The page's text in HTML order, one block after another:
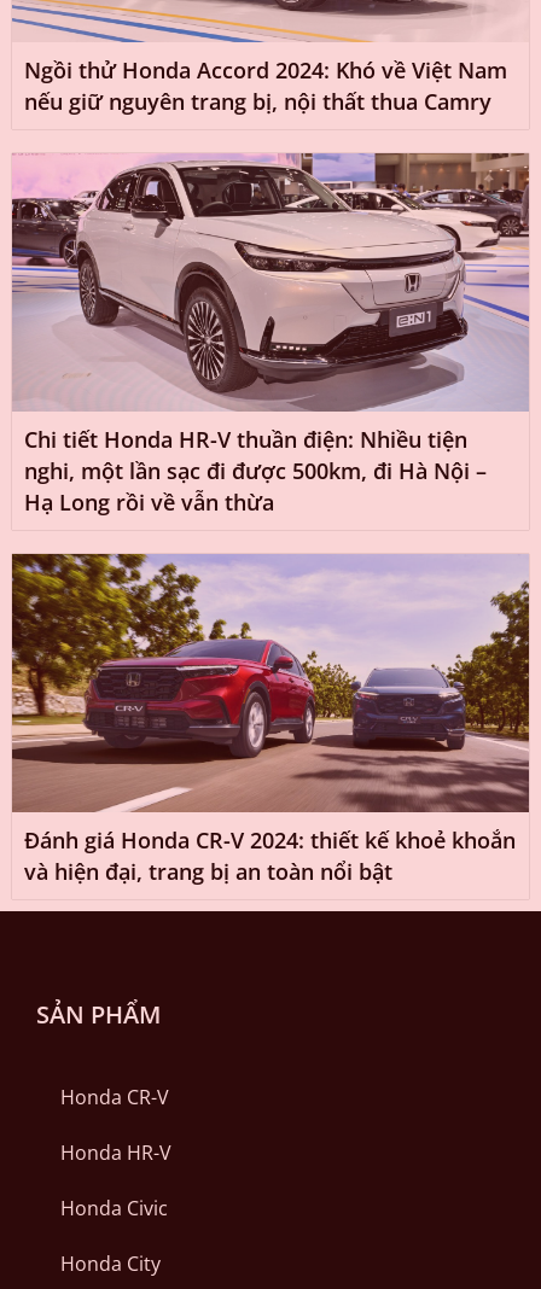
Ngồi thử Honda Accord 2024: Khó về Việt Nam
nếu giữ nguyên trang bị, nội thất thua Camry
Chi tiết Honda HR-V thuần điện: Nhiều tiện
nghi, một lần sạc đi được 500km, đi Hà Nội –
Hạ Long rồi về vẫn thừa
Đánh giá Honda CR-V 2024: thiết kế khoẻ khoắn
và hiện đại, trang bị an toàn nổi bật
SẢN PHẨM
Honda CR-V
Honda HR-V
Honda Civic
Honda City